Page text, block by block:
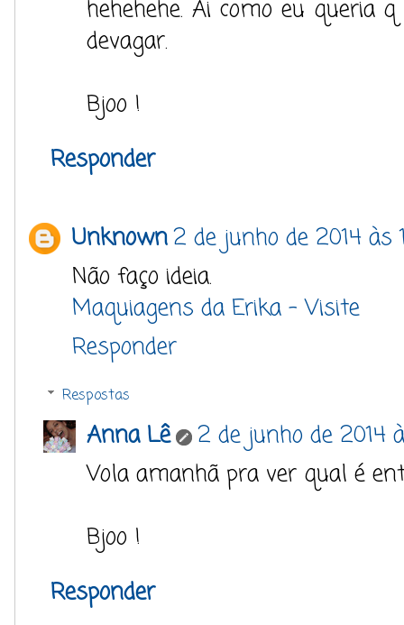
hehehehe. Ai como eu queria
devagar.
Bjoo !
Responder
Unknown2 de junho de 2014 às
Não faço ideia.
Maquiagens da Erika - Visite
Responder
Respostas
Anna Lê
2 de junho de 2014
Vola amanhã pra ver qual é
Bjoo !
Responder